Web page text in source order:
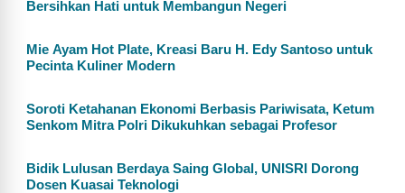
Bersihkan Hati untuk Membangun Negeri
Mie Ayam Hot Plate, Kreasi Baru H. Edy Santoso untuk
Pecinta Kuliner Modern
Soroti Ketahanan Ekonomi Berbasis Pariwisata, Ketum
Senkom Mitra Polri Dikukuhkan sebagai Profesor
Bidik Lulusan Berdaya Saing Global, UNISRI Dorong
Dosen Kuasai Teknologi